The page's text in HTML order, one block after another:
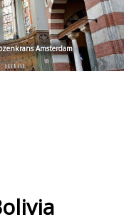
Amsterdam